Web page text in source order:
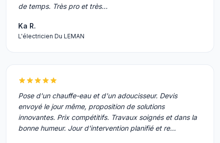
de temps. Très pro et très…
Ka R.
L'électricien Du LEMAN
Pose d'un chauffe-eau et d'un adoucisseur. Devis
envoyé le jour même, proposition de solutions
innovantes. Prix compétitifs. Travaux soignés et dans la
bonne humeur. Jour d'intervention planifié et re…